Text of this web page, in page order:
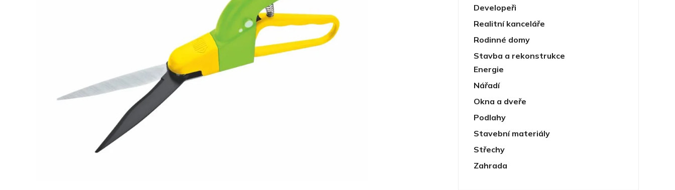
Developeři
Realitní kanceláře
Rodinné domy
Stavba a rekonstrukce
Energie
Nářadí
Okna a dveře
Podlahy
Stavební materiály
Střechy
Zahrada